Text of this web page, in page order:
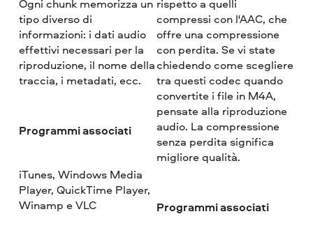
Ogni chunk memorizza un
tipo diverso di
informazioni: i dati audio
effettivi necessari per la
riproduzione, il nome della
traccia, i metadati, ecc.
Programmi associati
iTunes, Windows Media
Player, QuickTime Player,
Winamp e VLC
rispetto a quelli
compressi con l'AAC, che
offre una compressione
con perdita. Se vi state
chiedendo come scegliere
tra questi codec quando
convertite i file in M4A,
pensate alla riproduzione
audio. La compressione
senza perdita significa
migliore qualità.
Programmi associati